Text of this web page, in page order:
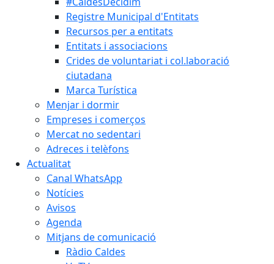
Registre Municipal d'Entitats
Recursos per a entitats
Entitats i associacions
Crides de voluntariat i col.laboració
ciutadana
Marca Turística
Menjar i dormir
Empreses i comerços
Mercat no sedentari
Adreces i telèfons
Actualitat
Canal WhatsApp
Notícies
Avisos
Agenda
Mitjans de comunicació
Ràdio Caldes